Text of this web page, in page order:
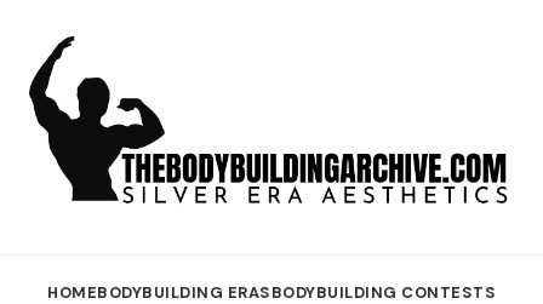
HOMEBODYBUILDING ERASBODYBUILDING CONTESTS